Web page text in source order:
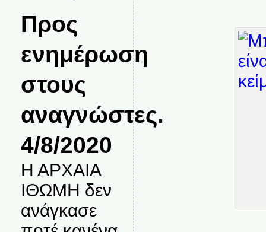
Προς
ενημέρωση
στους
αναγνώστες.
4/8/2020
Η ΑΡΧΑΙΑ
ΙΘΩΜΗ δεν
ανάγκασε